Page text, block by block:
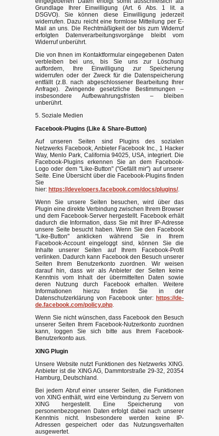
Grundlage Ihrer Einwilligung (Art. 6 Abs. 1 lit. a
DSGVO). Sie können diese Einwilligung jederzeit
widerrufen. Dazu reicht eine formlose Mitteilung per E-
Mail an uns. Die Rechtmäßigkeit der bis zum Widerruf
erfolgten Datenverarbeitungsvorgänge bleibt vom
Widerruf unberührt.
Die von Ihnen im Kontaktformular eingegebenen Daten
verbleiben bei uns, bis Sie uns zur Löschung
auffordern, Ihre Einwilligung zur Speicherung
widerrufen oder der Zweck für die Datenspeicherung
entfällt (z.B. nach abgeschlossener Bearbeitung Ihrer
Anfrage). Zwingende gesetzliche Bestimmungen –
insbesondere Aufbewahrungsfristen – bleiben
unberührt.
5. Soziale Medien
Facebook-Plugins (Like & Share-Button)
Auf unseren Seiten sind Plugins des sozialen
Netzwerks Facebook, Anbieter Facebook Inc., 1 Hacker
Way, Menlo Park, California 94025, USA, integriert. Die
Facebook-Plugins erkennen Sie an dem Facebook-
Logo oder dem "Like-Button" ("Gefällt mir") auf unserer
Seite. Eine Übersicht über die Facebook-Plugins finden
Sie
hier: https://developers.facebook.com/docs/plugins/.
Wenn Sie unsere Seiten besuchen, wird über das
Plugin eine direkte Verbindung zwischen Ihrem Browser
und dem Facebook-Server hergestellt. Facebook erhält
dadurch die Information, dass Sie mit Ihrer IP-Adresse
unsere Seite besucht haben. Wenn Sie den Facebook
"Like-Button" anklicken während Sie in Ihrem
Facebook-Account eingeloggt sind, können Sie die
Inhalte unserer Seiten auf Ihrem Facebook-Profil
verlinken. Dadurch kann Facebook den Besuch unserer
Seiten Ihrem Benutzerkonto zuordnen. Wir weisen
darauf hin, dass wir als Anbieter der Seiten keine
Kenntnis vom Inhalt der übermittelten Daten sowie
deren Nutzung durch Facebook erhalten. Weitere
Informationen hierzu finden Sie in der
Datenschutzerklärung von Facebook unter: https://de-
de.facebook.com/policy.php.
Wenn Sie nicht wünschen, dass Facebook den Besuch
unserer Seiten Ihrem Facebook-Nutzerkonto zuordnen
kann, loggen Sie sich bitte aus Ihrem Facebook-
Benutzerkonto aus.
XING Plugin
Unsere Website nutzt Funktionen des Netzwerks XING.
Anbieter ist die XING AG, Dammtorstraße 29-32, 20354
Hamburg, Deutschland.
Bei jedem Abruf einer unserer Seiten, die Funktionen
von XING enthält, wird eine Verbindung zu Servern von
XING hergestellt. Eine Speicherung von
personenbezogenen Daten erfolgt dabei nach unserer
Kenntnis nicht. Insbesondere werden keine IP-
Adressen gespeichert oder das Nutzungsverhalten
ausgewertet.